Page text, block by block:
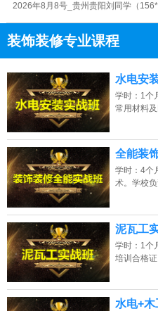
装饰装修专业课程
点击免费咨询电话：水电安
学时：1个
常用材料
全能装
学时：4个
术。学校
泥瓦工
学时：1个
培训合格
水电+